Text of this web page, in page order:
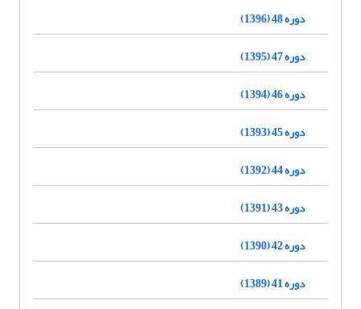
دوره 48 (1396)
دوره 47 (1395)
دوره 46 (1394)
دوره 45 (1393)
دوره 44 (1392)
دوره 43 (1391)
دوره 42 (1390)
دوره 41 (1389)